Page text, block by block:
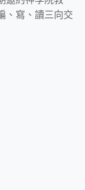
、寫、讀三向交